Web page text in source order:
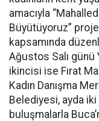
amacıyla
Büyütüyoruz”
kapsamında
Ağustos Salı günü
ikincisi ise Fırat
Kadın Danışma
Belediyesi, ayda
buluşmalarla